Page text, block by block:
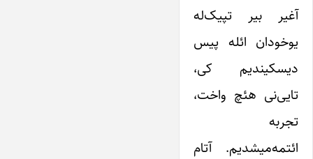
آغیر بیر تپیک‌له
یوخودان ائله پیس
دیسکیندیم کی،
تایی‌نی هئچ واخت،
تجربه
ائتمه‌میشدیم. آتام